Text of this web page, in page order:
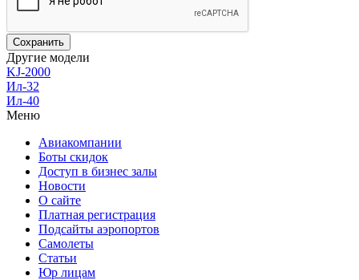
Другие модели
KJ-2000
Ил-32
Ил-40
Меню
Авиакомпании
Боты скидок
Доступ в бизнес залы
Новости
О сайте
Платная регистрация
Подсайты аэропортов
Самолеты
Статьи
Юр лицам